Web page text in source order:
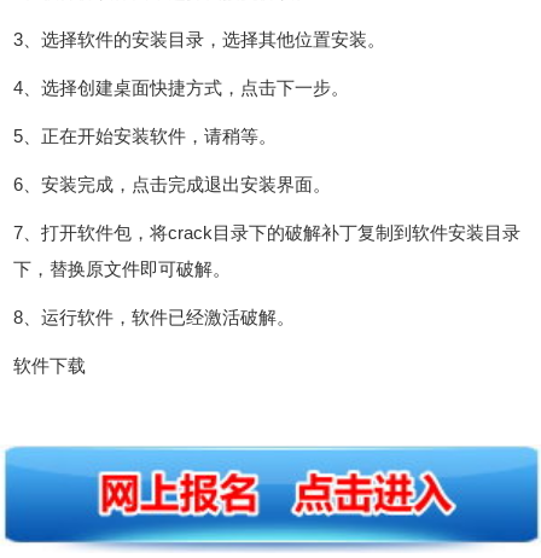
3、选择软件的安装目录，选择其他位置安装。
4、选择创建桌面快捷方式，点击下一步。
5、正在开始安装软件，请稍等。
6、安装完成，点击完成退出安装界面。
7、打开软件包，将crack目录下的破解补丁复制到软件安装目录
下，替换原文件即可破解。
8、运行软件，软件已经激活破解。
软件下载